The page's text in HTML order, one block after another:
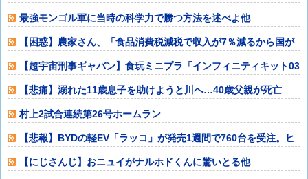
最強モンゴル軍に当時の科学力で勝つ方法を述べよ他
【困惑】農家さん、「食品消費税減税で収入が7％減るから国が
補償してくれ」
【超宇宙刑事ギャバン】食玩ミニプラ「インフィニティキット03
エクスプレ
【悲痛】溺れた11歳息子を助けようと川へ…40歳父親が死亡
息子は母親が
村上2試合連続第26号ホームラン
wwwwwwwwwwwwwwwwwwww
【悲報】BYDの軽EV「ラッコ」が発売1週間で760台を受注。ヒ
ョンデは
【にじさんじ】おニュイがナルホドくんに驚いとる他